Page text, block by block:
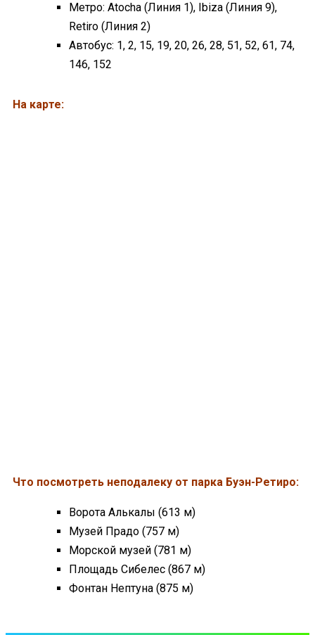
Метро: Atocha (Линия 1), Ibiza (Линия 9),
Retiro (Линия 2)
Автобус: 1, 2, 15, 19, 20, 26, 28, 51, 52, 61, 74,
146, 152
На карте:
Что посмотреть неподалеку от парка Буэн-Ретиро:
Ворота Алькалы (613 м)
Музей Прадо (757 м)
Морской музей (781 м)
Площадь Сибелес (867 м)
Фонтан Нептуна (875 м)